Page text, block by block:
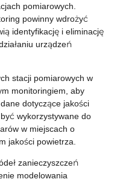
pomiarowych.
powinny wdrożyć
identyfikację i eliminację
urządzeń
stacji pomiarowych w
monitoringiem, aby
dotyczące jakości
wykorzystywane do
w miejscach o
jakości powietrza.
zanieczyszczeń
modelowania